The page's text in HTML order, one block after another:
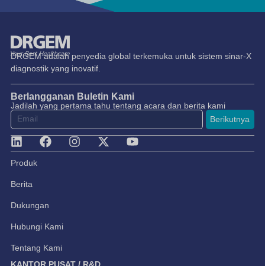
DRGEM adalah penyedia global terkemuka untuk sistem sinar-X
diagnostik yang inovatif.
Berlangganan Buletin Kami
Jadilah yang pertama tahu tentang acara dan berita kami
Berikutnya
Produk
Berita
Dukungan
Hubungi Kami
Tentang Kami
KANTOR PUSAT / R&D